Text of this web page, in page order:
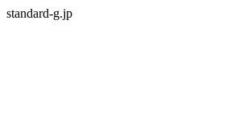
standard-g.jp